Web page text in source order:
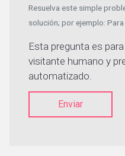
Resuelva este simple
solución; por ejemplo:
Esta pregunta es
visitante humano y
automatizado.
Enviar